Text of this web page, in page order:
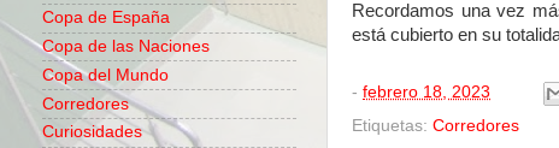
Recordamos una vez
está cubierto en su
- febrero 18, 2023
Etiquetas: Corredores
Copa de España
Copa de las Naciones
Copa del Mundo
Corredores
Curiosidades